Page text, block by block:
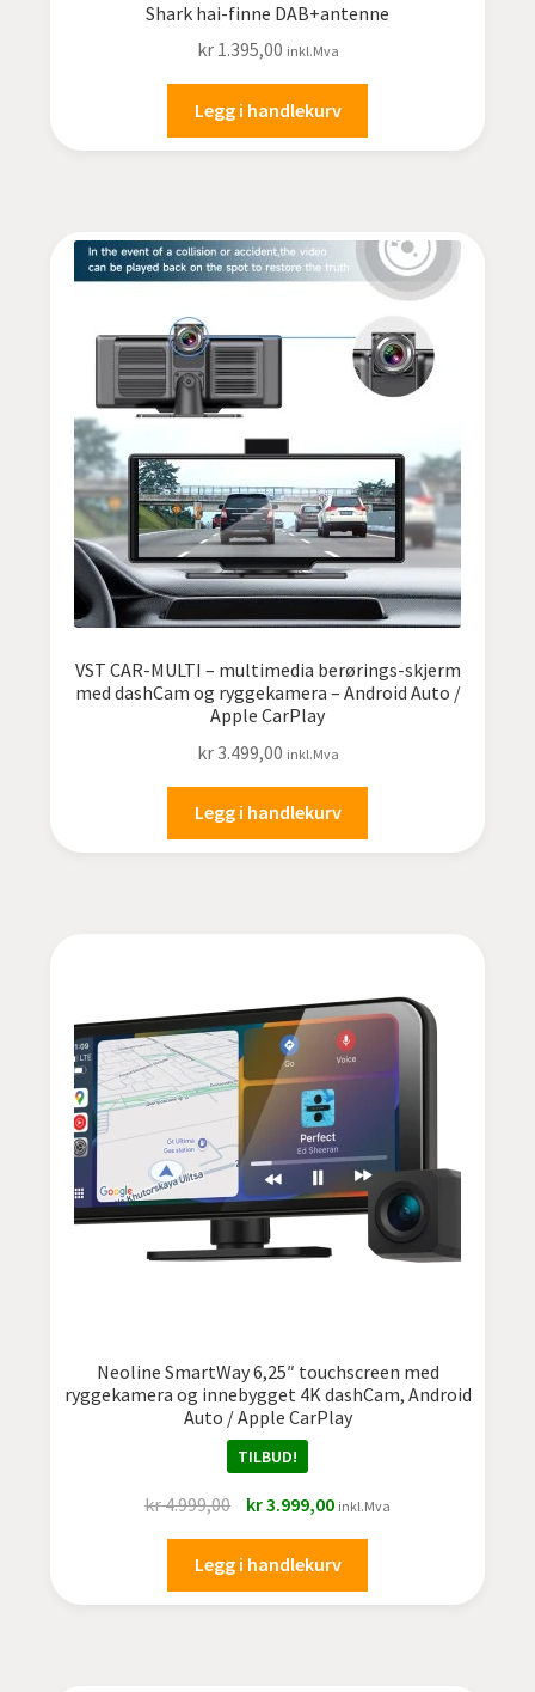
Shark hai-finne DAB+antenne
kr1.395,00 inkl.Mva
Legg i handlekurv
VST CAR-MULTI – multimedia berørings-skjerm
med dashCam og ryggekamera – Android Auto /
Apple CarPlay
kr3.499,00 inkl.Mva
Legg i handlekurv
Neoline SmartWay 6,25″ touchscreen med
ryggekamera og innebygget 4K dashCam, Android
Auto / Apple CarPlay
TILBUD!
kr4.999,00
Opprinnelig
var:
kr 4.999,00.
kr3.999,00Nåværende
er:
kr 3.999,00.
inkl.Mva
Legg i handlekurv